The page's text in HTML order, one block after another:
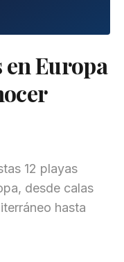
en Europa
12 playas
desde calas
hasta